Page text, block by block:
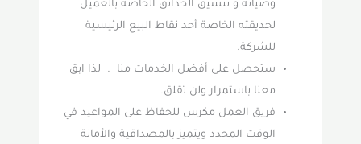
وصيانة و تنسيق الحدائق الخاصة بالعميل
لحديقته الخاصة أحد نقاط البيع الرئيسية
للشركة.
ستحصل على أفضل الخدمات منا . لذا ابق
معنا باستمرار ولن تقلق.
فريق العمل مكرس للحفاظ على المواعيد في
الوقت المحدد ويتميز بالمصداقية والأمانة